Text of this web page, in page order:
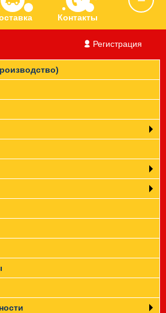
Контакты
Вакансии
лист
Регистрация